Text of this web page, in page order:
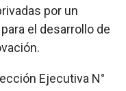
por un
el desarrollo de
Ejecutiva N°